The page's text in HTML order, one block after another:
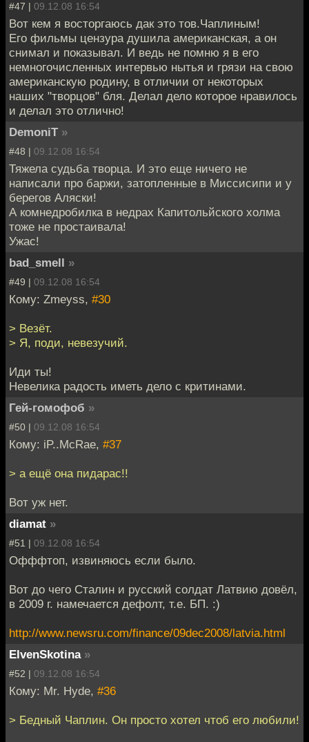
#47 | 09.12.08 16:54
Вот кем я восторгаюсь дак это тов.Чаплиным!
Его фильмы цензура душила американская, а он
снимал и показывал. И ведь не помню я в его
немногочисленных интервью нытья и грязи на свою
американскую родину, в отличии от некоторых
наших "творцов" бля. Делал дело которое нравилось
и делал это отлично!
DemoniT »
#48 | 09.12.08 16:54
Тяжела судьба творца. И это еще ничего не
написали про баржи, затопленные в Миссисипи и у
берегов Аляски!
А комнедробилка в недрах Капитольйского холма
тоже не простаивала!
Ужас!
bad_smell »
#49 | 09.12.08 16:54
Кому: Zmeyss, #30
> Везёт.
> Я, поди, невезучий.
Иди ты!
Невелика радость иметь дело с критинами.
Гей-гомофоб »
#50 | 09.12.08 16:54
Кому: iP..McRae, #37
> а ещё она пидарас!!
Вот уж нет.
diamat »
#51 | 09.12.08 16:54
Офффтоп, извиняюсь если было.
Вот до чего Сталин и русский солдат Латвию довёл,
в 2009 г. намечается дефолт, т.е. БП. :)
http://www.newsru.com/finance/09dec2008/latvia.html
ElvenSkotina »
#52 | 09.12.08 16:54
Кому: Mr. Hyde, #36
> Бедный Чаплин. Он просто хотел чтоб его любили!